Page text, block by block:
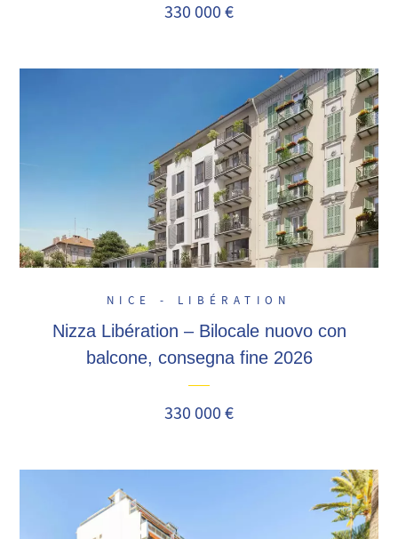
330 000 €
NICE - LIBÉRATION
Nizza Libération – Bilocale nuovo con
balcone, consegna fine 2026
330 000 €